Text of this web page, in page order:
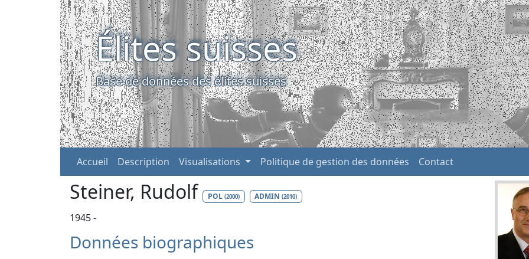
Élites suisses
Base de données des élites suisses
Accueil Description Visualisations Politique de gestion des données Contact
Steiner, Rudolf POL (2000) ADMIN(2010)
1945 -
Données biographiques